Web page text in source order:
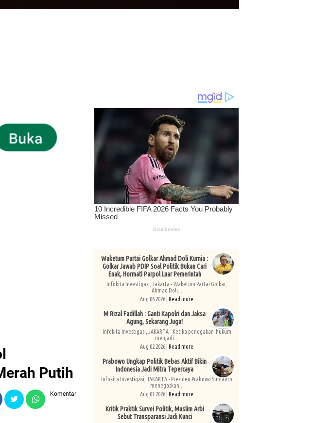
Putih
Komentar
Waketum Partai Golkar Ahmad Doli Kurnia :
Golkar Jawab PDIP Soal Politik Bukan Cari
Enak, Hormati Parpol Luar Pemerintah
Infokita Investigasi, Jakarta - Waketum Partai Golkar,
Ahmad Doli...
Aug 06 2026 | Read more
M Rizal Fadillah : Ganti Kapolri dan Jaksa
Agung, Sekarang Juga!
Infokita Investigasi, JAKARTA - Ketika penegakan hukum
menjadi...
Aug 02 2026 | Read more
Prabowo Ungkap Politik Bebas Aktif Bikin
Indonesia Jadi Mitra Tepercaya
Infokita Investigasi, JAKARTA - Presiden Prabowo Subianto
menegaskan...
Aug 01 2026 | Read more
Kritik Praktik Survei Politik, Muslim Arbi
Sebut Transparansi Jadi Kunci